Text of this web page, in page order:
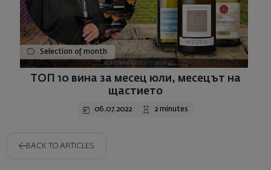
Selection of month
ТОП 10 вина за месец юли, месецът на
щастието
06.07.2022 2 minutes
BACK TO ARTICLES